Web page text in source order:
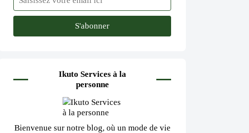
Ikuto Services à la
personne
Bienvenue sur notre blog, où un mode de vie